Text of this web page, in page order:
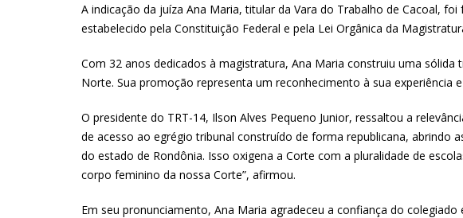
A indicação da juíza Ana Maria, titular da Vara do Trabalho de Cacoal,
estabelecido pela Constituição Federal e pela Lei Orgânica da
Com 32 anos dedicados à magistratura, Ana Maria construiu uma
Norte. Sua promoção representa um reconhecimento à sua experiência
O presidente do TRT-14, Ilson Alves Pequeno Junior, ressaltou a
de acesso ao egrégio tribunal construído de forma republicana, abrindo
do estado de Rondônia. Isso oxigena a Corte com a pluralidade de
corpo feminino da nossa Corte”, afirmou.
Em seu pronunciamento, Ana Maria agradeceu a confiança do